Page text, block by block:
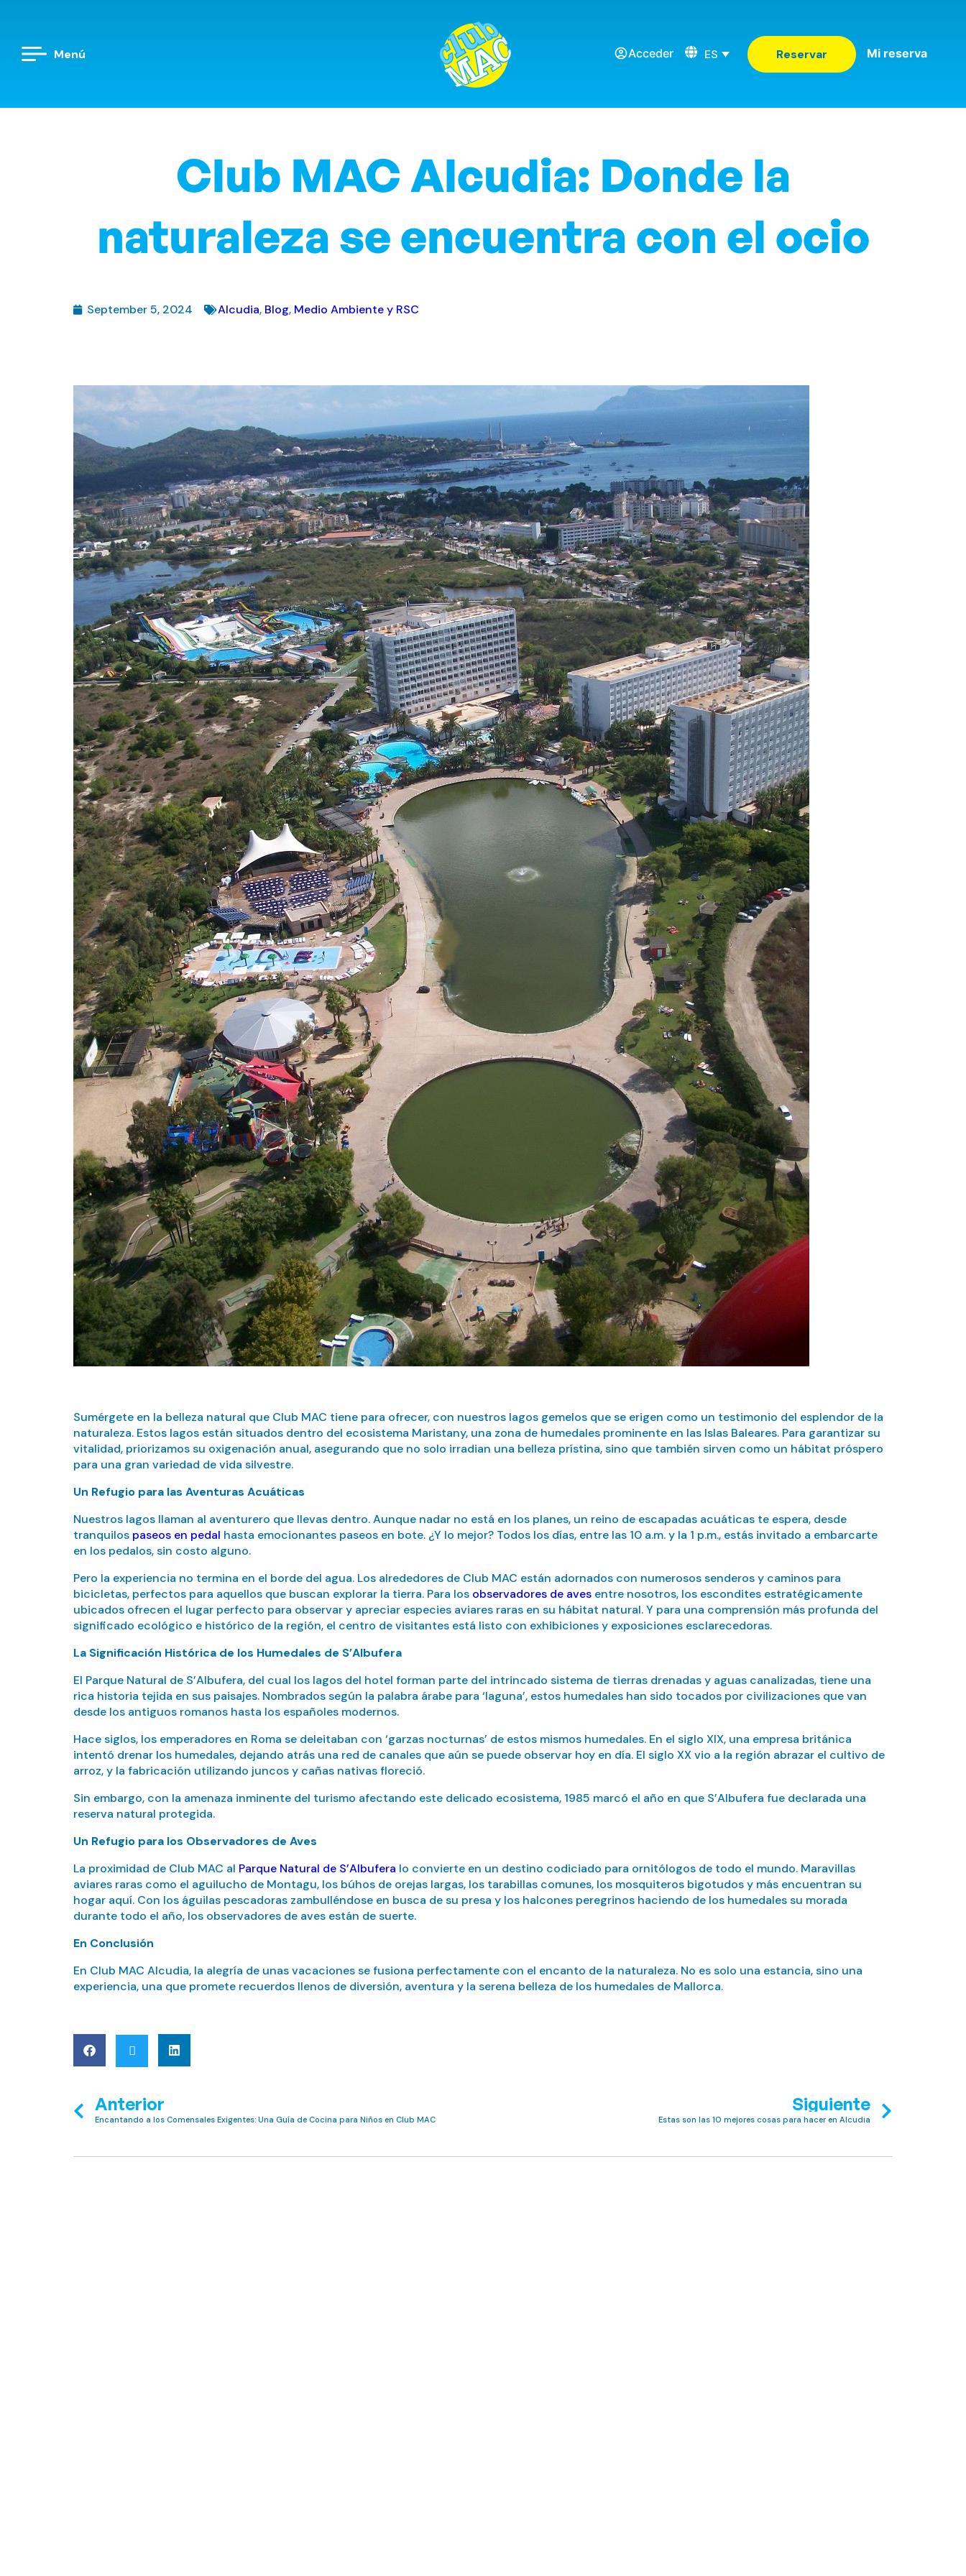
Menú Acceder ES Reservar Mi reserva
Club MAC Alcudia: Donde la
naturaleza se encuentra con el ocio
September 5, 2024 Alcudia, Blog, Medio Ambiente y RSC
Sumérgete en la belleza natural que Club MAC tiene para ofrecer, con nuestros lagos gemelos que se erigen como un testimonio del esplendor de la
naturaleza. Estos lagos están situados dentro del ecosistema Maristany, una zona de humedales prominente en las Islas Baleares. Para garantizar su
vitalidad, priorizamos su oxigenación anual, asegurando que no solo irradian una belleza prístina, sino que también sirven como un hábitat próspero
para una gran variedad de vida silvestre.
Un Refugio para las Aventuras Acuáticas
Nuestros lagos llaman al aventurero que llevas dentro. Aunque nadar no está en los planes, un reino de escapadas acuáticas te espera, desde
tranquilos paseos en pedal hasta emocionantes paseos en bote. ¿Y lo mejor? Todos los días, entre las 10 a.m. y la 1 p.m., estás invitado a embarcarte
en los pedalos, sin costo alguno.
Pero la experiencia no termina en el borde del agua. Los alrededores de Club MAC están adornados con numerosos senderos y caminos para
bicicletas, perfectos para aquellos que buscan explorar la tierra. Para los observadores de aves entre nosotros, los escondites estratégicamente
ubicados ofrecen el lugar perfecto para observar y apreciar especies aviares raras en su hábitat natural. Y para una comprensión más profunda del
significado ecológico e histórico de la región, el centro de visitantes está listo con exhibiciones y exposiciones esclarecedoras.
La Significación Histórica de los Humedales de S’Albufera
El Parque Natural de S’Albufera, del cual los lagos del hotel forman parte del intrincado sistema de tierras drenadas y aguas canalizadas, tiene una
rica historia tejida en sus paisajes. Nombrados según la palabra árabe para ‘laguna’, estos humedales han sido tocados por civilizaciones que van
desde los antiguos romanos hasta los españoles modernos.
Hace siglos, los emperadores en Roma se deleitaban con ‘garzas nocturnas’ de estos mismos humedales. En el siglo XIX, una empresa británica
intentó drenar los humedales, dejando atrás una red de canales que aún se puede observar hoy en día. El siglo XX vio a la región abrazar el cultivo de
arroz, y la fabricación utilizando juncos y cañas nativas floreció.
Sin embargo, con la amenaza inminente del turismo afectando este delicado ecosistema, 1985 marcó el año en que S’Albufera fue declarada una
reserva natural protegida.
Un Refugio para los Observadores de Aves
La proximidad de Club MAC al Parque Natural de S’Albufera lo convierte en un destino codiciado para ornitólogos de todo el mundo. Maravillas
aviares raras como el aguilucho de Montagu, los búhos de orejas largas, los tarabillas comunes, los mosquiteros bigotudos y más encuentran su
hogar aquí. Con los águilas pescadoras zambulléndose en busca de su presa y los halcones peregrinos haciendo de los humedales su morada
durante todo el año, los observadores de aves están de suerte.
En Conclusión
En Club MAC Alcudia, la alegría de unas vacaciones se fusiona perfectamente con el encanto de la naturaleza. No es solo una estancia, sino una
experiencia, una que promete recuerdos llenos de diversión, aventura y la serena belleza de los humedales de Mallorca.
Anterior
Encantando a los Comensales Exigentes: Una Guía de Cocina para Niños en Club MAC
Siguiente
Estas son las 10 mejores cosas para hacer en Alcudia